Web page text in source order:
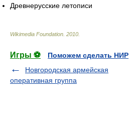
Древнерусские летописи
Wikimedia Foundation 2010
Игры ⚽
Поможем сделать НИР
Новгородская армейская
оперативная группа